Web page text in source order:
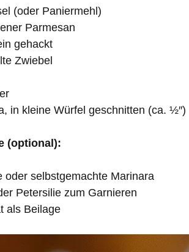
(oder Paniermehl)
Parmesan
gehackt
Zwiebel
in kleine Würfel geschnitten (ca. ½″)
(optional):
oder selbstgemachte Marinara
Petersilie zum Garnieren
als Beilage